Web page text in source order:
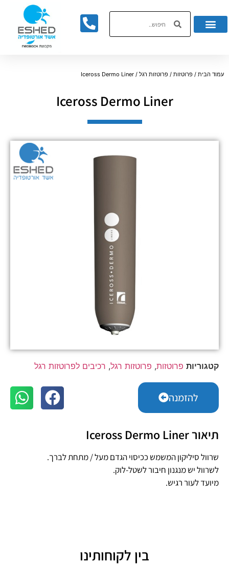
עמוד הבית / פרוטזות / פרוטזות רגל / Iceross Dermo Liner
Iceross Dermo Liner
קטגוריות פרוטזות, פרוטזות רגל, רכיבים לפרוטזות רגל
להזמנה
תיאור Iceross Dermo Liner
שרוול סיליקון המשמש ככיסוי הגדם מעל / מתחת לברך.
לשרוול יש מנגנון חיבור לשטל-לוק.
מיועד לעור רגיש.
בין לקוחותינו